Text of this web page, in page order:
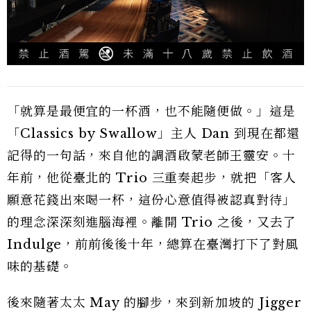
「就算是最便宜的一杯酒，也不能隨便做。」這是
「Classics by Swallow」主人 Dan 到現在都還
記得的一句話，來自他的調酒啟蒙老師王靈安。十
年前，他從臺北的 Trio 三重奏起步，就把「客人
願意花錢出來喝一杯，這份心意值得被認真對待」
的理念深深刻進腦海裡。離開 Trio 之後，又去了
Indulge，前前後後十年，總算在臺灣打下了對風
味的基礎。
後來隨著太太 May 的腳步，來到新加坡的 Jigger